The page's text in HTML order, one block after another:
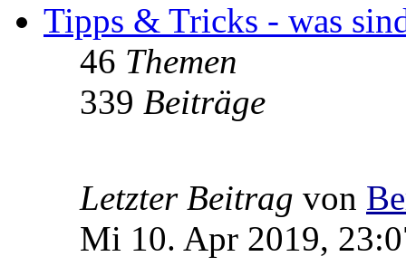
Tipps & Tricks - was
46 Themen
339 Beiträge
Letzter Beitrag von
Mi 10. Apr 2019,